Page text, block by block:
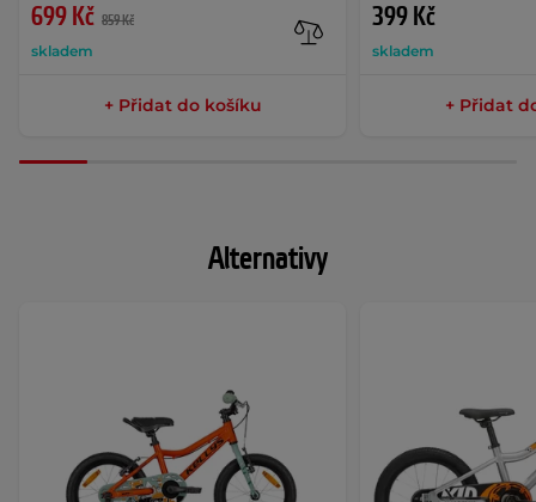
699 Kč 859 Kč
skladem
+ Přidat do košíku
399 Kč
skladem
+ Přidat
Alternativy